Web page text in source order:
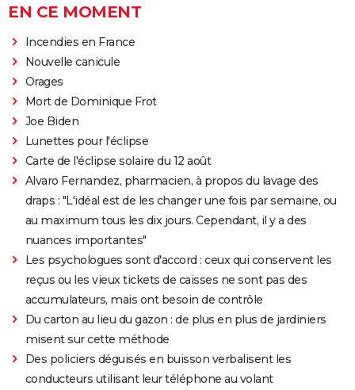
EN CE MOMENT
Incendies en France
Nouvelle canicule
Orages
Mort de Dominique Frot
Joe Biden
Lunettes pour l'éclipse
Carte de l'éclipse solaire du 12 août
Alvaro Fernandez, pharmacien, à propos du lavage des
draps : "L'idéal est de les changer une fois par semaine, ou
au maximum tous les dix jours. Cependant, il y a des
nuances importantes"
Les psychologues sont d'accord : ceux qui conservent les
reçus ou les vieux tickets de caisses ne sont pas des
accumulateurs, mais ont besoin de contrôle
Du carton au lieu du gazon : de plus en plus de jardiniers
misent sur cette méthode
Des policiers déguisés en buisson verbalisent les
conducteurs utilisant leur téléphone au volant